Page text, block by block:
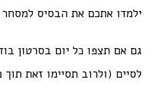
ילמדו אתכם את הבסיס
גם אם תצפו כל יום בסרטון
לסיים (ולרוב תסיימו זאת